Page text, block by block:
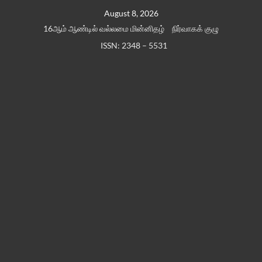
August 8, 2026
16ஆம் ஆண்டில் வல்லமை மின்னிதழ்
நிர்வாகக் குழு
ISSN: 2348 – 5531